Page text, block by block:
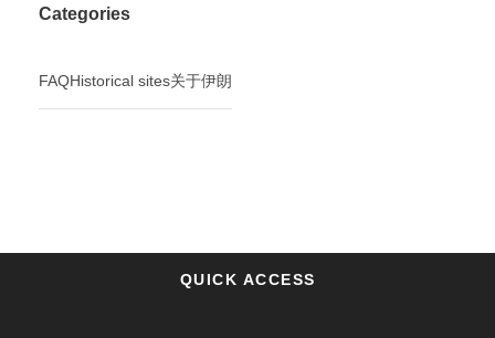
Categories
FAQHistorical sites关于伊朗
QUICK ACCESS